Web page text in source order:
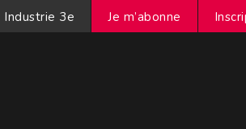
Industrie 3e Je m’abonne